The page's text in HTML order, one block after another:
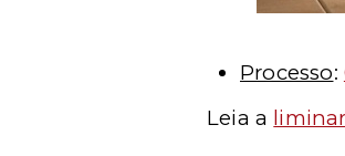
Processo:
Leia a liminar